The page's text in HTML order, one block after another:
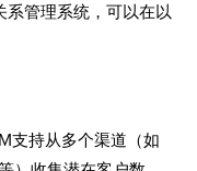
管理系统，可以在以
支持从多个渠道（如